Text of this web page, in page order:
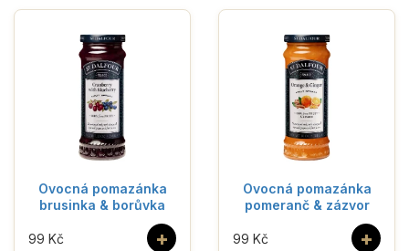
Ovocná pomazánka
brusinka & borůvka
+
99 Kč
Ovocná pomazánka
pomeranč & zázvor
+
99 Kč